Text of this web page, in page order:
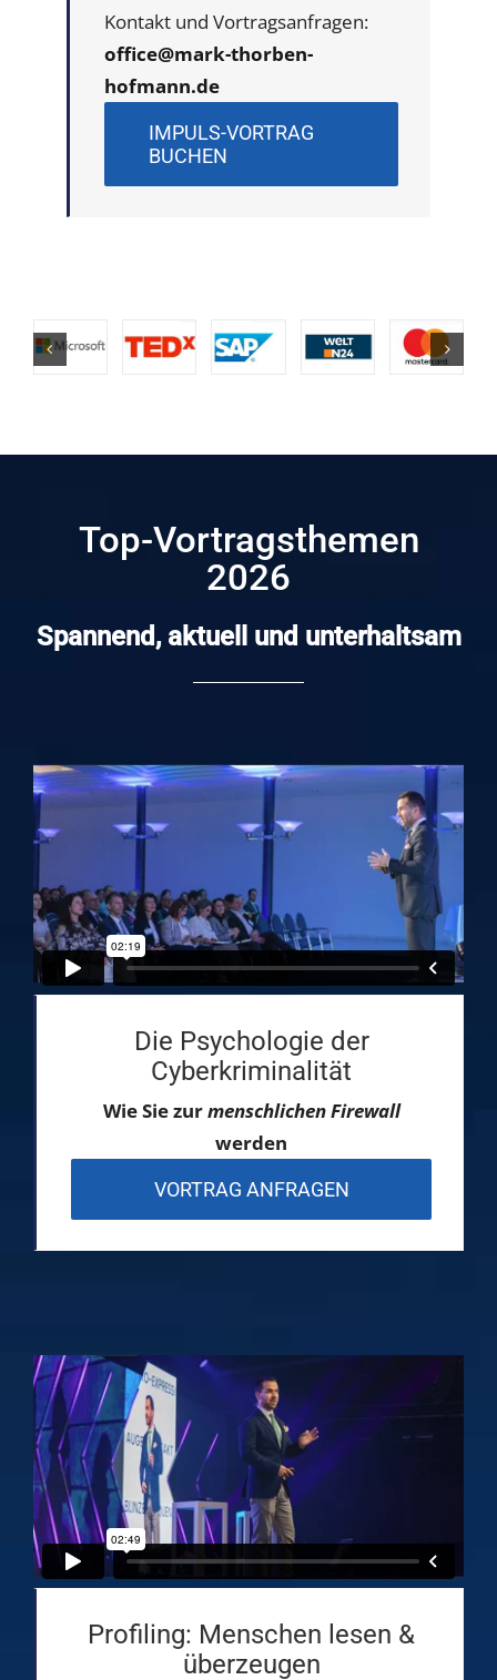
Kontakt und Vortragsanfragen:
office@mark-thorben-
hofmann.de
IMPULS-VORTRAG
BUCHEN
Top-Vortragsthemen
2026
Spannend, aktuell und unterhaltsam
Die Psychologie der
Cyberkriminalität
Wie Sie zurmenschlichen Firewall
werden
VORTRAG ANFRAGEN
Profiling: Menschen lesen &
überzeugen